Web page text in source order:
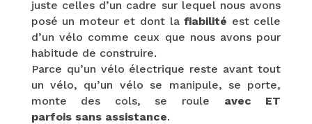
juste celles d’un cadre sur lequel nous avons
posé un moteur et dont lafiabilité est celle
d’un vélo comme ceux que nous avons pour
habitude de construire.
Parce qu’un vélo électrique reste avant tout
un vélo, qu’un vélo se manipule, se porte,
monte des cols, se roule avec ET
parfois sans assistance.